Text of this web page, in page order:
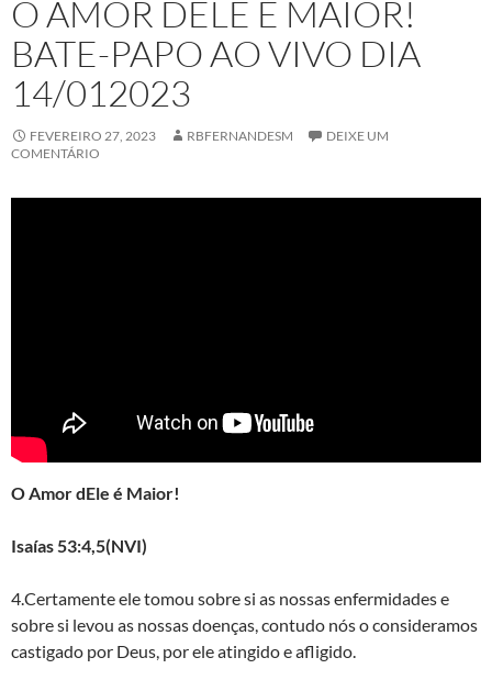
O AMOR DELE É MAIOR!
BATE-PAPO AO VIVO DIA
14/012023
FEVEREIRO 27, 2023 RBFERNANDESM
DEIXE UM
COMENTÁRIO
O Amor dEle é Maior!
Isaías 53:4,5(NVI)
4.Certamente ele tomou sobre si as nossas enfermidades e
sobre si levou as nossas doenças, contudo nós o consideramos
castigado por Deus, por ele atingido e afligido.